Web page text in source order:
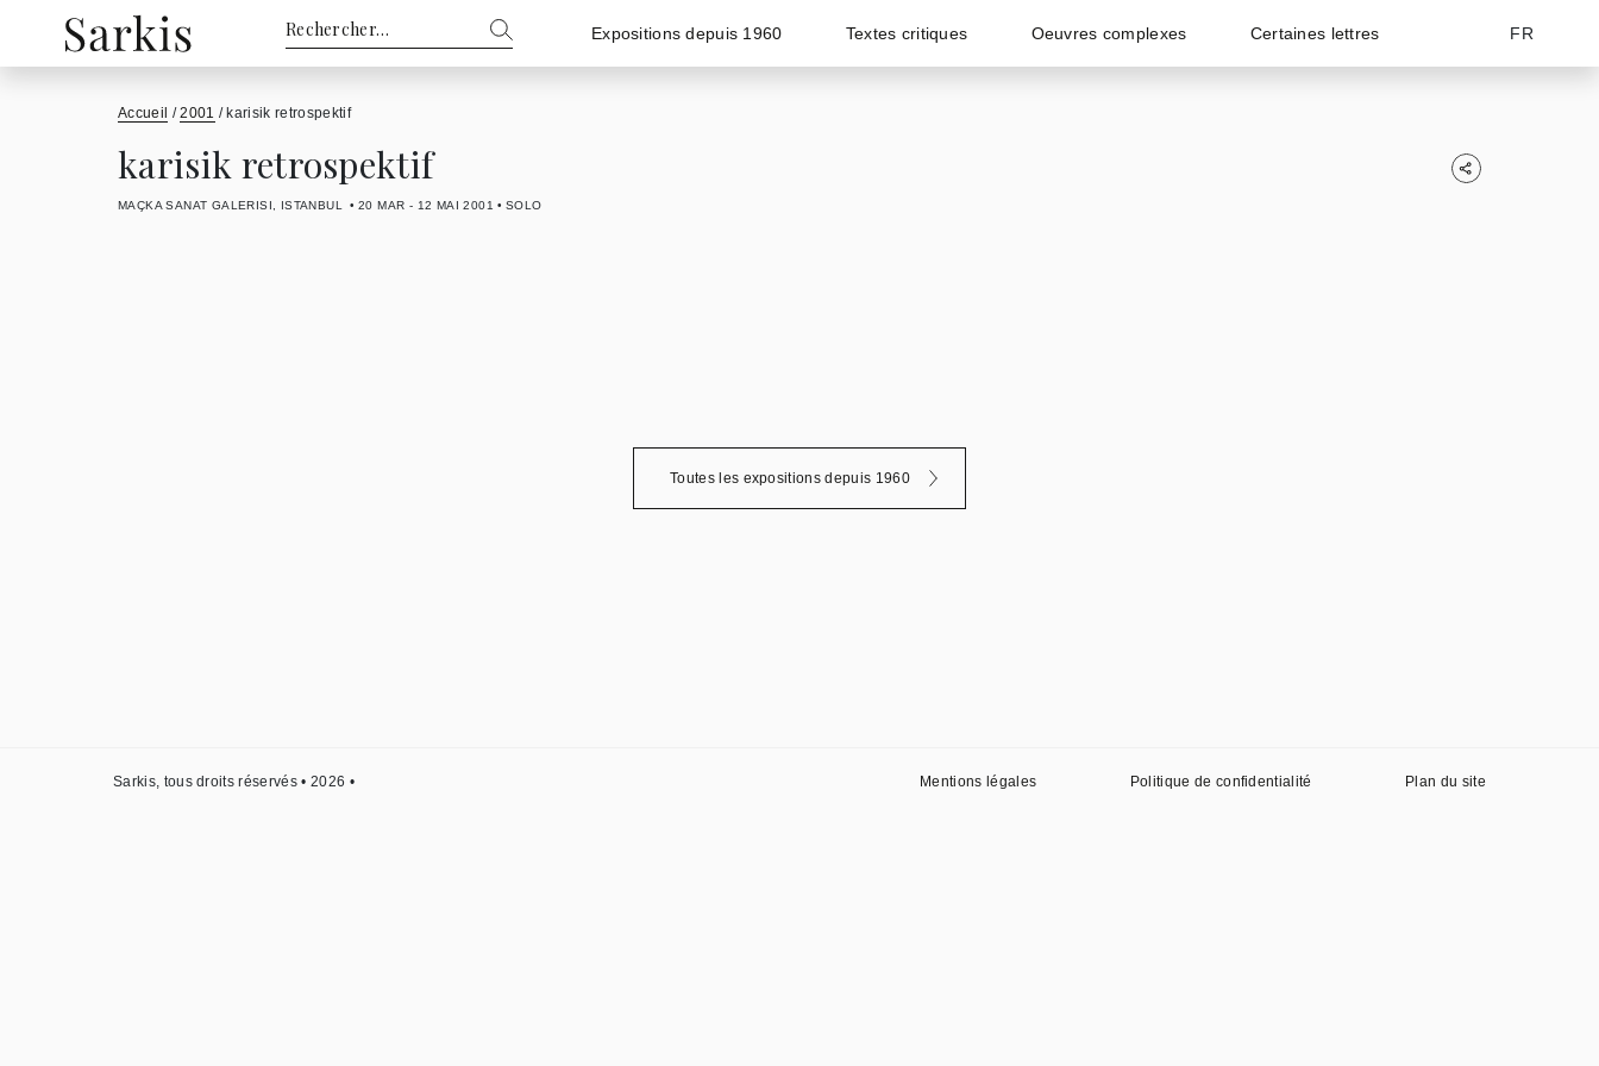
Rechercher : Expositions depuis 1960 Textes critiques Oeuvres complexes Certaines lettres FR
Accueil /2001 / karisik retrospektif
karisik retrospektif
MAÇKA SANAT GALERISI, ISTANBUL 20 MAR - 12 MAI 2001 SOLO
Toutes les expositions depuis 1960
Sarkis, tous droits réservés • 2026 • Mentions légales Politique de confidentialité Plan du site